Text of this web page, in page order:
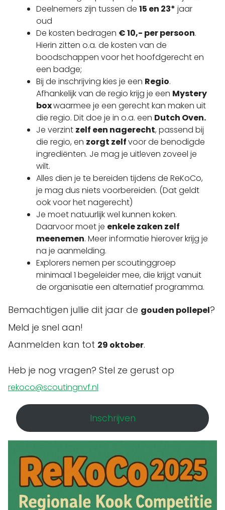
Deelnemers zijn tussen de 15 en 23* jaar
oud
De kosten bedragen € 10,- per persoon.
Hierin zitten o.a. de kosten van de
boodschappen voor het hoofdgerecht en
een badge;
Bij de inschrijving kies je een Regio.
Afhankelijk van de regio krijg je een Mystery
boxwaarmee je een gerecht kan maken uit
die regio. Dit doe je in o.a. een Dutch Oven.
Je verzint zelf een nagerecht, passend bij
die regio, en zorgt zelfvoor de benodigde
ingrediënten. Je mag je uitleven zoveel je
wilt.
Alles dien je te bereiden tijdens de ReKoCo,
je mag dus niets voorbereiden. (Dat geldt
ook voor het nagerecht)
Je moet natuurlijk wel kunnen koken.
Daarvoor moet je enkele zaken zelf
meenemen. Meer informatie hierover krijg je
na je aanmelding.
Explorers nemen per scoutinggroep
minimaal 1 begeleider mee, die krijgt vanuit
de organisatie een alternatief programma.
Bemachtigen jullie dit jaar de gouden pollepel?
Meld je snel aan!
Aanmelden kan tot 29 oktober.
Heb je nog vragen? Stel ze gerust op
rekoco@scoutingnvf.nl
Inschrijven